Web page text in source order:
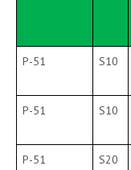
P-51 S10
P-51 S10
P-51 S20